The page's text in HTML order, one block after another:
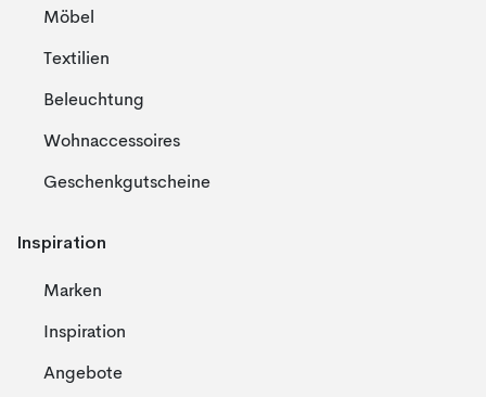
Möbel
Textilien
Beleuchtung
Wohnaccessoires
Geschenkgutscheine
Inspiration
Marken
Inspiration
Angebote